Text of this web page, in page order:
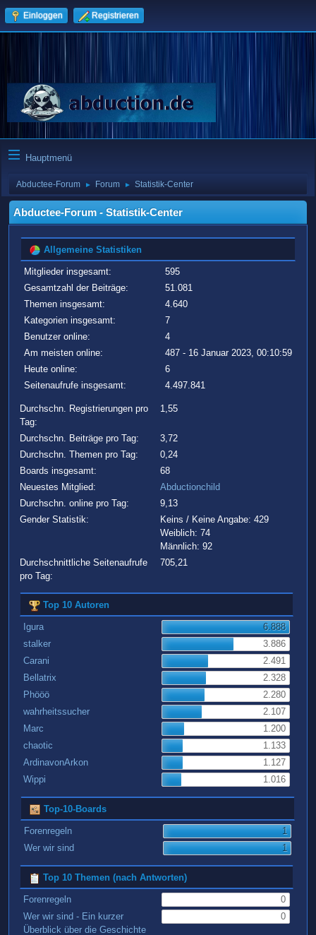
Einloggen Registrieren
Hauptmenü
Abductee-Forum ► Forum ► Statistik-Center
Abductee-Forum - Statistik-Center
Allgemeine Statistiken
Mitglieder insgesamt:
595
Gesamtzahl der Beiträge:
51.081
Themen insgesamt:
4.640
Kategorien insgesamt:
7
Benutzer online:
4
Am meisten online:
487 - 16 Januar 2023, 00:10:59
Heute online:
6
Seitenaufrufe insgesamt:
4.497.841
Durchschn. Registrierungen pro
Tag:
1,55
Durchschn. Beiträge pro Tag:
3,72
Durchschn. Themen pro Tag:
0,24
Boards insgesamt:
68
Neuestes Mitglied:
Abductionchild
Durchschn. online pro Tag:
9,13
Gender Statistik:
Keins / Keine Angabe: 429
Weiblich: 74
Männlich: 92
Durchschnittliche Seitenaufrufe
pro Tag:
705,21
Top 10 Autoren
Igura
6.888
stalker
3.886
Carani
2.491
Bellatrix
2.328
Phööö
2.280
wahrheitssucher
2.107
Marc
1.200
chaotic
1.133
ArdinavonArkon
1.127
Wippi
1.016
Top-10-Boards
Forenregeln
1
Wer wir sind
1
Top 10 Themen (nach Antworten)
Forenregeln
0
Wer wir sind - Ein kurzer
Überblick über die Geschichte
0